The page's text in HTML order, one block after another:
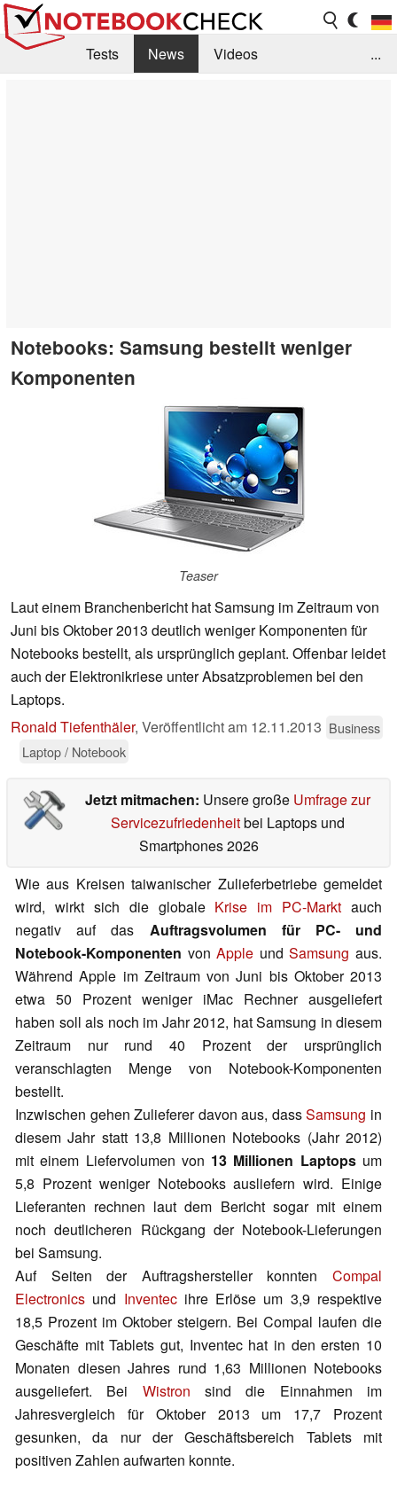
Tests News
Videos
...
Notebooks: Samsung bestellt weniger
Komponenten
Teaser
Laut einem Branchenbericht hat Samsung im Zeitraum von
Juni bis Oktober 2013 deutlich weniger Komponenten für
Notebooks bestellt, als ursprünglich geplant. Offenbar leidet
auch der Elektronikriese unter Absatzproblemen bei den
Laptops.
Ronald Tiefenthäler, Veröffentlicht am 12.11.2013 Business
Laptop / Notebook
Jetzt mitmachen: Unsere große Umfrage zur
Servicezufriedenheitbei Laptops und
Smartphones 2026
Wie aus Kreisen taiwanischer Zulieferbetriebe gemeldet
wird, wirkt sich die globale Krise im PC-Markt auch
negativ auf das Auftragsvolumen für PC- und
Notebook-Komponenten vonApple undSamsung aus.
Während Apple im Zeitraum von Juni bis Oktober 2013
etwa 50 Prozent weniger iMac Rechner ausgeliefert
haben soll als noch im Jahr 2012, hat Samsung in diesem
Zeitraum nur rund 40 Prozent der ursprünglich
veranschlagten Menge von Notebook-Komponenten
bestellt.
Inzwischen gehen Zulieferer davon aus, dassSamsung in
diesem Jahr statt 13,8 Millionen Notebooks (Jahr 2012)
mit einem Liefervolumen von 13 Millionen Laptopsum
5,8 Prozent weniger Notebooks ausliefern wird. Einige
Lieferanten rechnen laut dem Bericht sogar mit einem
noch deutlicheren Rückgang der Notebook-Lieferungen
bei Samsung.
Auf Seiten der Auftragshersteller konnten Compal
Electronics und Inventecihre Erlöse um 3,9 respektive
18,5 Prozent im Oktober steigern. Bei Compal laufen die
Geschäfte mit Tablets gut, Inventec hat in den ersten 10
Monaten diesen Jahres rund 1,63 Millionen Notebooks
ausgeliefert. Bei Wistron sind die Einnahmen im
Jahresvergleich für Oktober 2013 um 17,7 Prozent
gesunken, da nur der Geschäftsbereich Tablets mit
positiven Zahlen aufwarten konnte.